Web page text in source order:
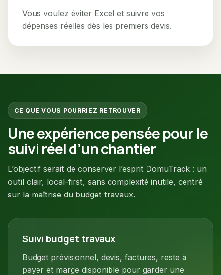
Vous voulez éviter Excel et suivre vos
dépenses réelles dès les premiers devis.
CE QUE VOUS POURRIEZ RETROUVER
Une expérience pensée pour le
suivi réel d’un chantier
L’objectif serait de conserver l’esprit DomuTrack : un
outil clair, local-first, sans complexité inutile, centré
sur la maîtrise du budget travaux.
Suivi budget travaux
Budget prévisionnel, devis, factures, reste à
payer et marge disponible pour garder une